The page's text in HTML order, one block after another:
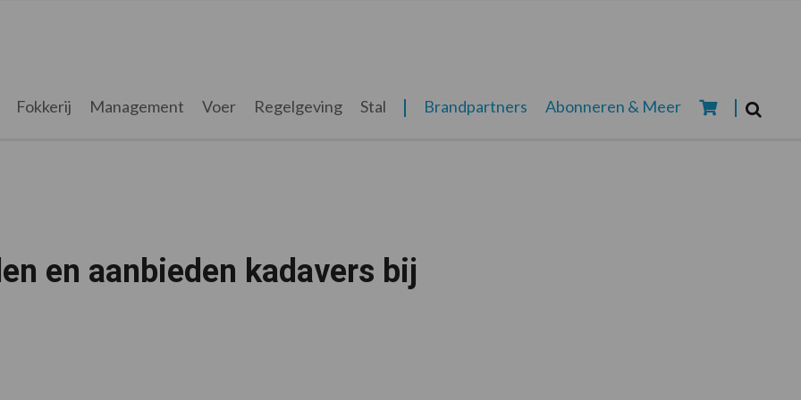
Fokkerij Management Voer Regelgeving Stal Brandpartners Abonneren & Meer
en aanbieden kadavers bij